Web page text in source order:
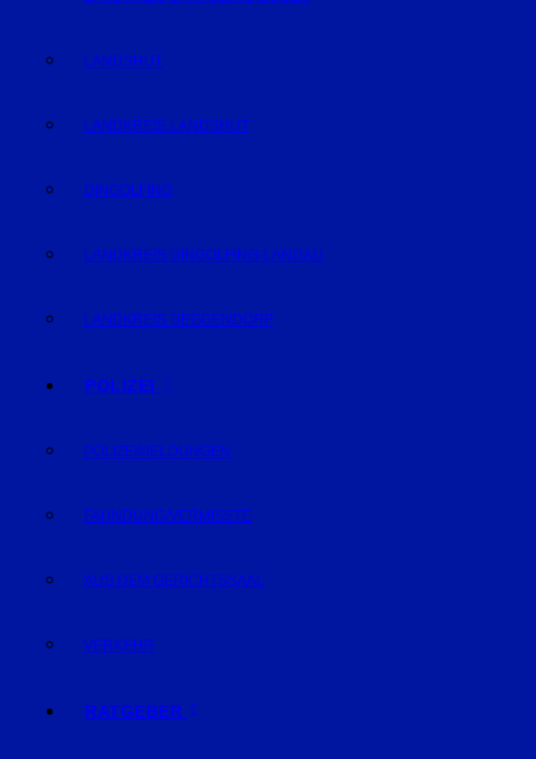
LANDSHUT
LANDKREIS LANDSHUT
DINGOLFING
LANDKREIS DINGOLFING-LANDAU
LANDKREIS DEGGENDORF
POLIZEI
POLIZEIMELDUNGEN
FAHNDUNG/VERMISSTE
AUS DEM GERICHTSSAAL
VERKEHR
RATGEBER